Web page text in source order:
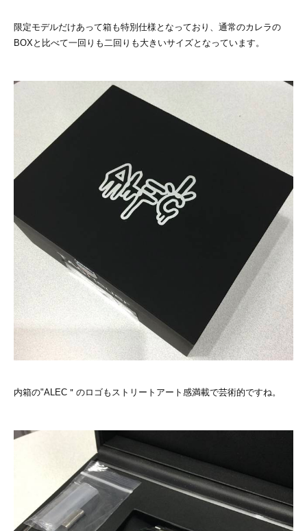
限定モデルだけあって箱も特別仕様となっており、通常のカレラの
BOXと比べて一回りも二回りも大きいサイズとなっています。
内箱の"ALEC＂のロゴもストリートアート感満載で芸術的ですね。